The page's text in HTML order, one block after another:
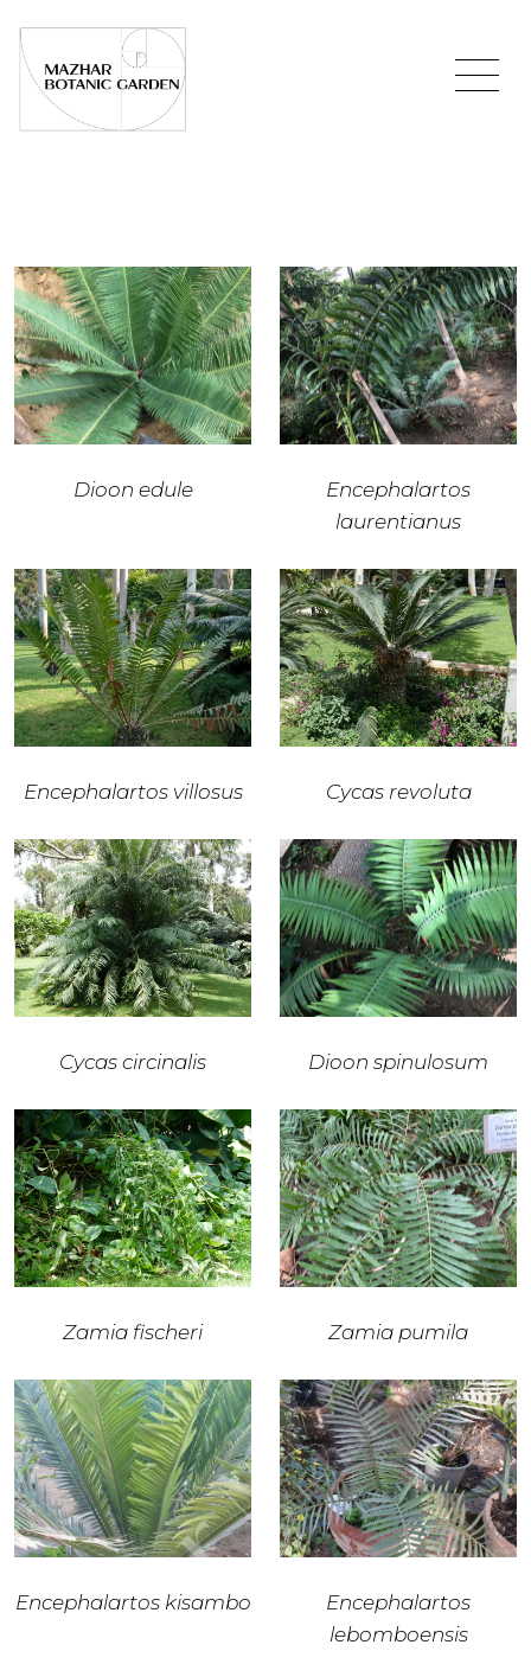
Dioon edule
Encephalartos
laurentianus
Encephalartos villosus Cycas revoluta
Cycas circinalis Dioon spinulosum
Zamia fischeri Zamia pumila
Encephalartos kisambo
Encephalartos
lebomboensis